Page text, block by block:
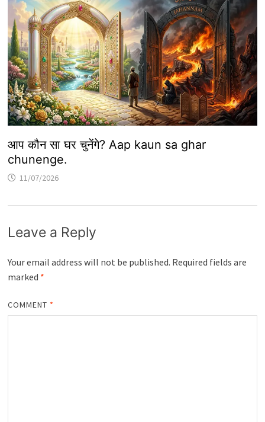
आप कौन सा घर चुनेंगे? Aap kaun sa ghar
chunenge.
11/07/2026
Leave a Reply
Your email address will not be published. Required fields are
marked *
COMMENT *